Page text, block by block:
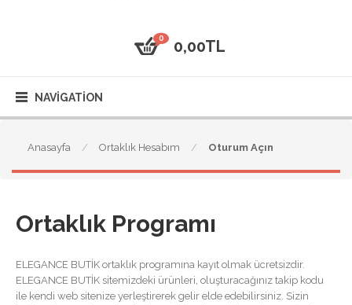
0 0,00TL
NAVIGATION
Anasayfa Ortaklık Hesabım Oturum Açın
Ortaklık Programı
ELEGANCE BUTİK ortaklık programına kayıt olmak ücretsizdir.
ELEGANCE BUTİK sitemizdeki ürünleri, oluşturacağınız takip kodu
ile kendi web sitenize yerleştirerek gelir elde edebilirsiniz. Sizin